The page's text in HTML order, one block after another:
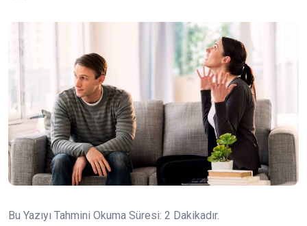
Bu Yazıyı Tahmini Okuma Süresi: 2 Dakikadır.